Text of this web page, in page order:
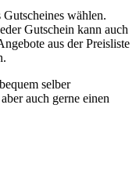
wählen.
Gutschein kann auch
aus der Preisliste
selber
auch gerne einen